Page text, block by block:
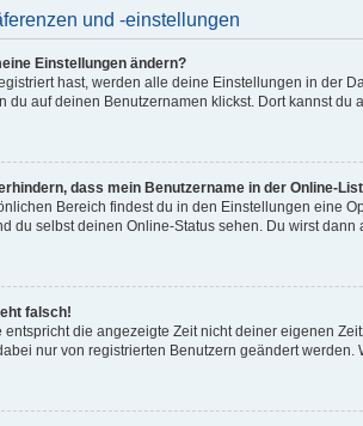
und -einstellungen
Einstellungen ändern?
hast, werden alle deine Einstellungen in der
du auf deinen Benutzernamen klickst. Dort kannst du
dass mein Benutzername in der Online-
Bereich findest du in den Einstellungen eine
du selbst deinen Online-Status sehen. Du wirst dann
falsch!
entspricht die angezeigte Zeit nicht deiner eigenen
nur von registrierten Benutzern geändert werden.